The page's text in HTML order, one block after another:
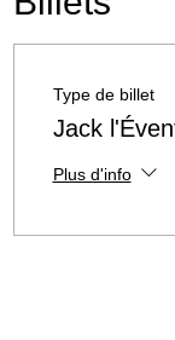
Type de billet
Jack
Plus d'info